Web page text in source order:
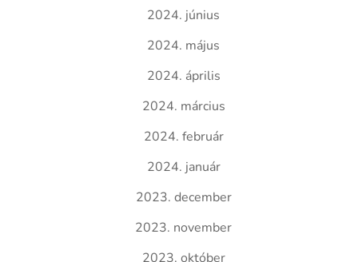
2024. június
2024. május
2024. április
2024. március
2024. február
2024. január
2023. december
2023. november
2023. október